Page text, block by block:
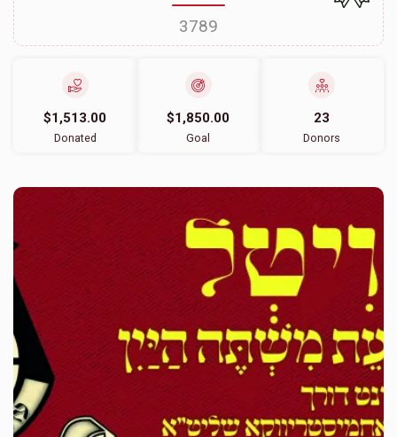
3789
$1,513.00
Donated
$1,850.00
Goal
23
Donors